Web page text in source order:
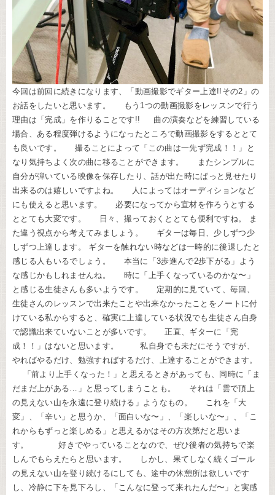
今回は前回に続きになります、「動画撮影でギター上達!!その2」の
お話をしたいと思います。 もう1つの動画撮影をレッスンで行う
理由は「完成」を作りることです!! 曲の演奏などを練習している
場合、ある程度弾けるようになったところで動画撮影をするととて
も良いです。 撮ることによって「この曲は一先ず完成！！」と
なり気持ちよく次の曲に移ることができます。 またシンプルに
自分が弾いている映像を保存したり、話が出た時にぱっと見せたり
出来るのは嬉しいですよね。 人によってはオーディションなど
にも使えると思います。 必要になってから宣材を作ろうとする
ととても大変です。 日々、撮っておくととても便利ですね。 ま
た違う視点から考えてみましょう。 ギターは毎日、少しずつ少
しずつ上達します。 ギターを触れない時などは一時的に後退したと
感じる人もいるでしょう。 本当に「3歩進んで2歩下がる」よう
な感じかもしれませんね。 時に「上手くなっているのかな〜」
と感じる生徒さんも多いようです。 定期的に見ていて、毎回、
生徒さんのレッスンで出来たことや出来なかったことをノートに付
けている私からすると、確実に上達している状況でも生徒さん自身
で認識出来ていないことが多いです。 正直、ギターに「完
成！！」はないと思います。 私自身でも未だにそうですが、
やればやるだけ、勉強すればするだけ、上達することができます。
「前より上手くなった！」と思えるときがあっても、同時に「ま
だまだ上がある…」と思ってしまうことも。 それは「雲で頂上
の見えない山を永遠に登り続ける」ようなもの。 これを「大
変」、「辛い」と思うか、「面白いな〜」、「楽しいな〜」、「こ
れからもずっと楽しめる」と思えるかはその方次第だと思いま
す。 好きでやっていることなので、ぜひ後者の気持ちで楽
しんでもらえたらと思います。 しかし、果てしなく続くゴール
の見えない山を登り続けるにしても、途中の休憩所は欲しいです
し、冷静に下を見下ろし、「こんなに登って来れたんだ〜」と実感